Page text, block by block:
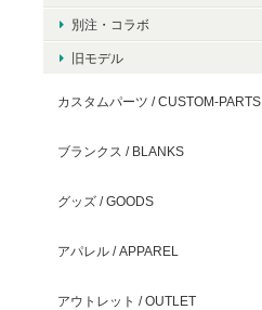
別注・コラボ
旧モデル
カスタムパーツ / CUSTOM-PARTS
ブランクス / BLANKS
グッズ / GOODS
アパレル / APPAREL
アウトレット / OUTLET